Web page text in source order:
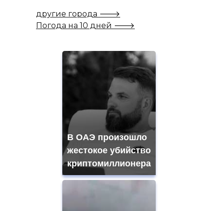
другие города 🡒
Погода на 10 дней 🡒
В ОАЭ произошло
жестокое убийство
криптомиллионера